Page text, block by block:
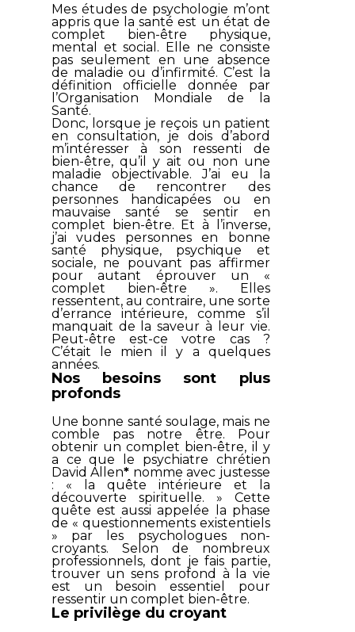
Mes études de psychologie m’ont
appris que la santé est un état de
complet bien-être physique,
mental et social. Elle ne consiste
pas seulement en une absence
de maladie ou d’infirmité. C’est la
définition officielle donnée par
l’Organisation Mondiale de la
Santé.
Donc, lorsque je reçois un patient
en consultation, je dois d’abord
m’intéresser à son ressenti de
bien-être, qu’il y ait ou non une
maladie objectivable. J’ai eu la
chance de rencontrer des
personnes handicapées ou en
mauvaise santé se sentir en
complet bien-être. Et à l’inverse,
j’ai vudes personnes en bonne
santé physique, psychique et
sociale, ne pouvant pas affirmer
pour autant éprouver un «
complet bien-être ». Elles
ressentent, au contraire, une sorte
d’errance intérieure, comme s’il
manquait de la saveur à leur vie.
Peut-être est-ce votre cas ?
C’était le mien il y a quelques
années.
Nos besoins sont plus
profonds
Une bonne santé soulage, mais ne
comble pas notre être. Pour
obtenir un complet bien-être, il y
a ce que le psychiatre chrétien
David Allen* nomme avec justesse
: « la quête intérieure et la
découverte spirituelle. » Cette
quête est aussi appelée la phase
de « questionnements existentiels
» par les psychologues non-
croyants. Selon de nombreux
professionnels, dont je fais partie,
trouver un sens profond à la vie
est un besoin essentiel pour
ressentir un complet bien-être.
Le privilège du croyant